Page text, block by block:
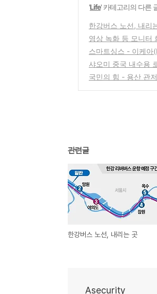
'Life' 카테고리의 다른
한강버스 노선, 내리
영상 녹화 등 모니터
스마트싱스 - 이케아
샤오미 중국 내수용
국민의 힘 - 용산 관
관련글
한강버스 노선, 내리는 곳
Asecurity